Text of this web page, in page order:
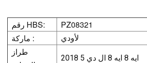
رقم HBS:
PZ08321
ماركة :
لأودي
طراز
ايه 8 ايه 8 ال دي 5 2018